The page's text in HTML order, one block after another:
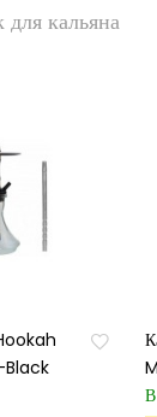
для кальяна